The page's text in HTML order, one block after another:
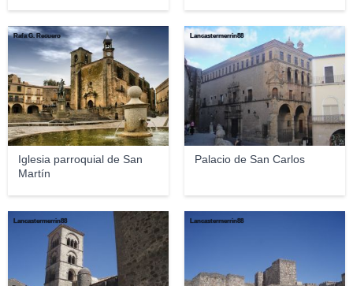
Iglesia parroquial de San
Martín
Rafa G. Recuero
Palacio de San Carlos
Lancastermerrin88
Lancastermerrin88 Lancastermerrin88